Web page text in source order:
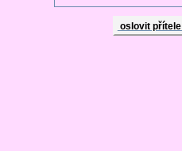
oslovit přítele